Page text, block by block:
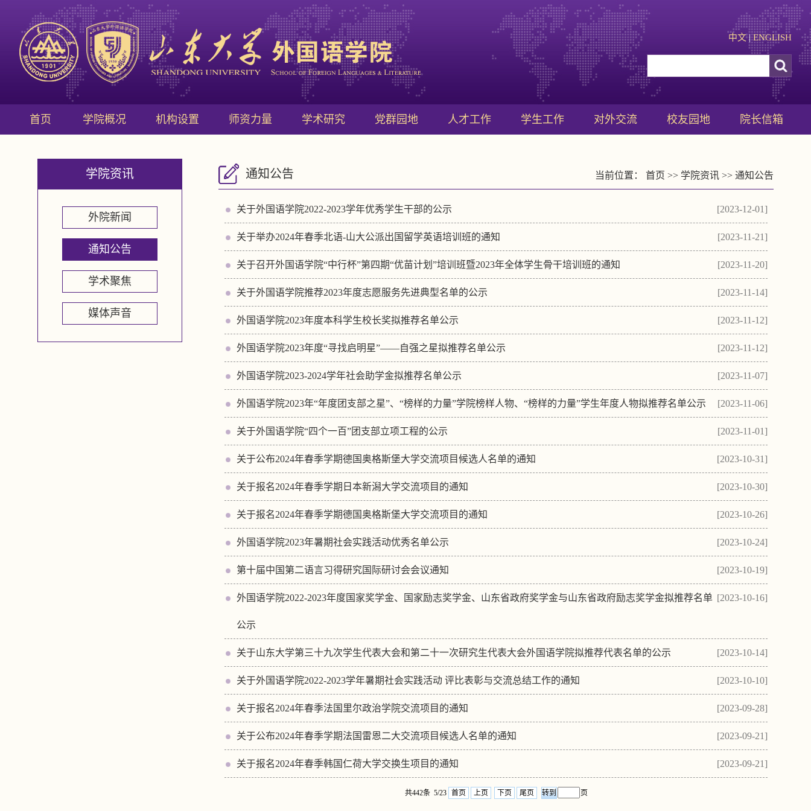
中文|ENGLISH
首页 学院概况 机构设置 师资力量 学术研究 党群园地 人才工作 学生工作 对外交流 校友园地 院长信箱
学院资讯
外院新闻
通知公告
学术聚焦
媒体声音
通知公告 当前位置： 首页 >> 学院资讯 >> 通知公告
[2023-12-01]
关于外国语学院2022-2023学年优秀学生干部的公示
[2023-11-21]
关于举办2024年春季北语-山大公派出国留学英语培训班的通知
[2023-11-20]
关于召开外国语学院“中行杯”第四期“优苗计划”培训班暨2023年全体学生骨干培训班的通知
[2023-11-14]
关于外国语学院推荐2023年度志愿服务先进典型名单的公示
[2023-11-12]
外国语学院2023年度本科学生校长奖拟推荐名单公示
[2023-11-12]
外国语学院2023年度“寻找启明星”——自强之星拟推荐名单公示
[2023-11-07]
外国语学院2023-2024学年社会助学金拟推荐名单公示
[2023-11-06]
外国语学院2023年“年度团支部之星”、“榜样的力量”学院榜样人物、“榜样的力量”学生年度人物拟推荐名单公示
[2023-11-01]
关于外国语学院“四个一百”团支部立项工程的公示
[2023-10-31]
关于公布2024年春季学期德国奥格斯堡大学交流项目候选人名单的通知
[2023-10-30]
关于报名2024年春季学期日本新潟大学交流项目的通知
[2023-10-26]
关于报名2024年春季学期德国奥格斯堡大学交流项目的通知
[2023-10-24]
外国语学院2023年暑期社会实践活动优秀名单公示
[2023-10-19]
第十届中国第二语言习得研究国际研讨会会议通知
[2023-10-16]
外国语学院2022-2023年度国家奖学金、国家励志奖学金、山东省政府奖学金与山东省政府励志奖学金拟推荐名单
公示
[2023-10-14]
关于山东大学第三十九次学生代表大会和第二十一次研究生代表大会外国语学院拟推荐代表名单的公示
[2023-10-10]
关于外国语学院2022-2023学年暑期社会实践活动 评比表彰与交流总结工作的通知
[2023-09-28]
关于报名2024年春季法国里尔政治学院交流项目的通知
[2023-09-21]
关于公布2024年春季学期法国雷恩二大交流项目候选人名单的通知
[2023-09-21]
关于报名2024年春季韩国仁荷大学交换生项目的通知
共442条 5/23 首页 上页 下页 尾页 页